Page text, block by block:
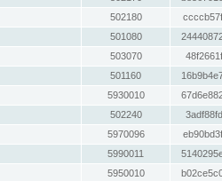
502180
501080
503070
501160
5930010
502240
5970096
5990011
5950010